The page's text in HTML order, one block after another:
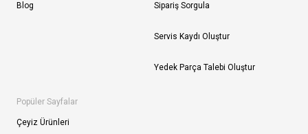
Blog Sipariş Sorgula
Servis Kaydı Oluştur
Yedek Parça Talebi Oluştur
Popüler Sayfalar
Çeyiz Ürünleri